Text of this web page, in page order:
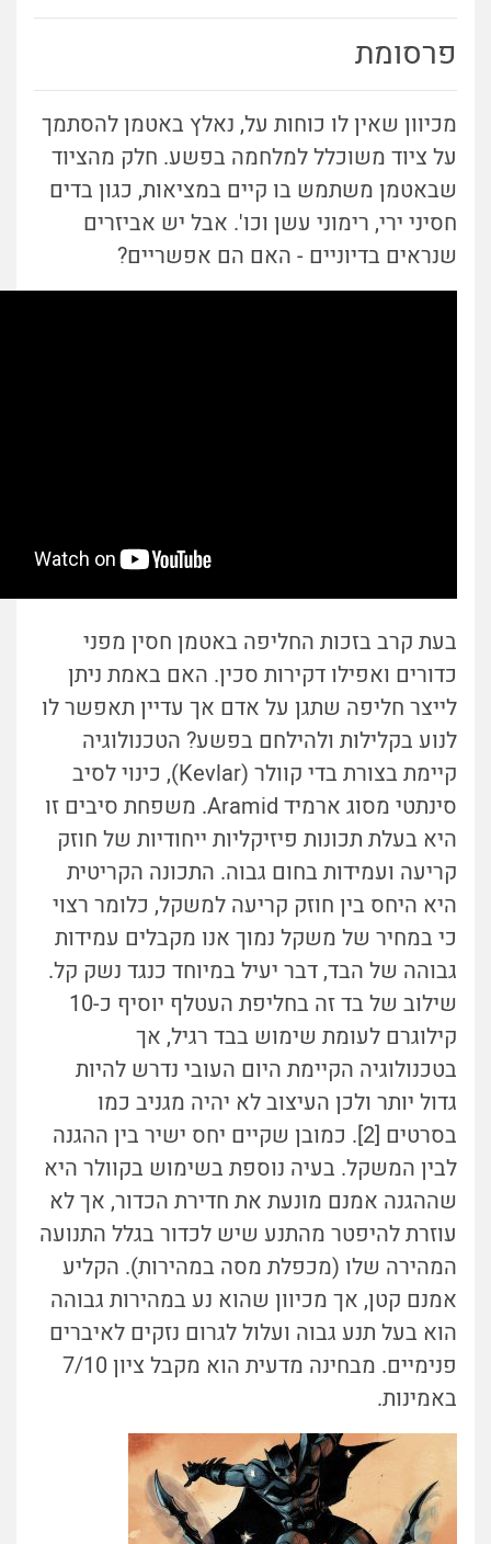
פרסומת
מכיוון שאין לו כוחות על, נאלץ באטמן להסתמך
על ציוד משוכלל למלחמה בפשע. חלק מהציוד
שבאטמן משתמש בו קיים במציאות, כגון בדים
חסיני ירי, רימוני עשן וכו'. אבל יש אביזרים
שנראים בדיוניים - האם הם אפשריים?
בעת קרב בזכות החליפה באטמן חסין מפני
כדורים ואפילו דקירות סכין. האם באמת ניתן
לייצר חליפה שתגן על אדם אך עדיין תאפשר לו
לנוע בקלילות ולהילחם בפשע? הטכנולוגיה
קיימת בצורת בדי קוולר (Kevlar), כינוי לסיב
סינתטי מסוג ארמיד Aramid. משפחת סיבים זו
היא בעלת תכונות פיזיקליות ייחודיות של חוזק
קריעה ועמידות בחום גבוה. התכונה הקריטית
היא היחס בין חוזק קריעה למשקל, כלומר רצוי
כי במחיר של משקל נמוך אנו מקבלים עמידות
גבוהה של הבד, דבר יעיל במיוחד כנגד נשק קל.
שילוב של בד זה בחליפת העטלף יוסיף כ-10
קילוגרם לעומת שימוש בבד רגיל, אך
בטכנולוגיה הקיימת היום העובי נדרש להיות
גדול יותר ולכן העיצוב לא יהיה מגניב כמו
בסרטים [2]. כמובן שקיים יחס ישיר בין ההגנה
לבין המשקל. בעיה נוספת בשימוש בקוולר היא
שההגנה אמנם מונעת את חדירת הכדור, אך לא
עוזרת להיפטר מהתנע שיש לכדור בגלל התנועה
המהירה שלו (מכפלת מסה במהירות). הקליע
אמנם קטן, אך מכיוון שהוא נע במהירות גבוהה
הוא בעל תנע גבוה ועלול לגרום נזקים לאיברים
פנימיים. מבחינה מדעית הוא מקבל ציון 7/10
באמינות.